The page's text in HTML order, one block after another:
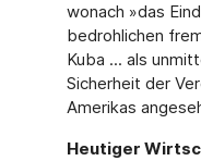
wonach »das
bedrohlichen
Kuba ... als
Sicherheit der
Amerikas
Heutiger